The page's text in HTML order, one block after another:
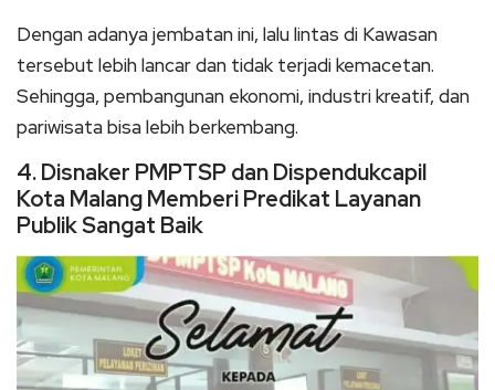
Dengan adanya jembatan ini, lalu lintas di Kawasan
tersebut lebih lancar dan tidak terjadi kemacetan.
Sehingga, pembangunan ekonomi, industri kreatif, dan
pariwisata bisa lebih berkembang.
4. Disnaker PMPTSP dan Dispendukcapil
Kota Malang Memberi Predikat Layanan
Publik Sangat Baik